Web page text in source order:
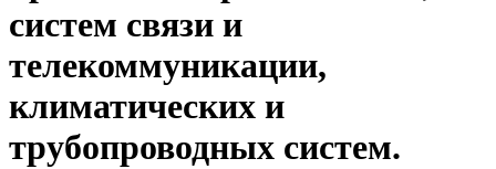
систем связи и
телекоммуникации,
климатических и
трубопроводных систем.